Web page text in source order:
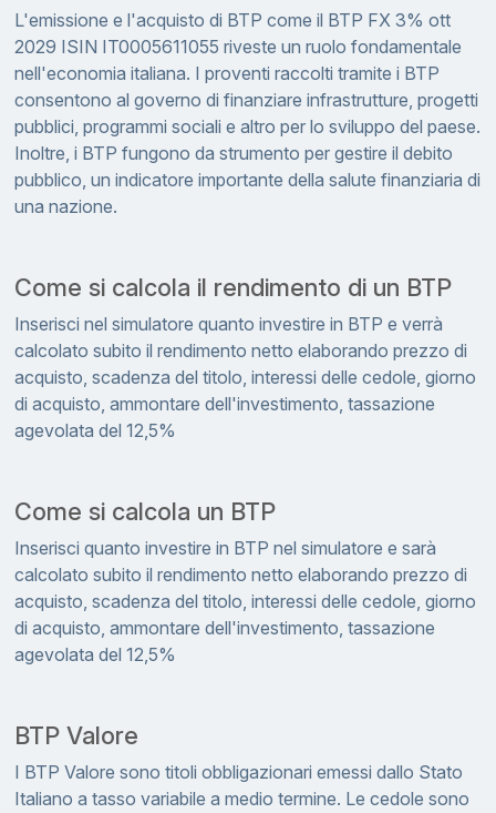
L'emissione e l'acquisto di BTP come il BTP FX 3% ott
2029 ISIN IT0005611055 riveste un ruolo fondamentale
nell'economia italiana. I proventi raccolti tramite i BTP
consentono al governo di finanziare infrastrutture, progetti
pubblici, programmi sociali e altro per lo sviluppo del paese.
Inoltre, i BTP fungono da strumento per gestire il debito
pubblico, un indicatore importante della salute finanziaria di
una nazione.
Come si calcola il rendimento di un BTP
Inserisci nel simulatore quanto investire in BTP e verrà
calcolato subito il rendimento netto elaborando prezzo di
acquisto, scadenza del titolo, interessi delle cedole, giorno
di acquisto, ammontare dell'investimento, tassazione
agevolata del 12,5%
Come si calcola un BTP
Inserisci quanto investire in BTP nel simulatore e sarà
calcolato subito il rendimento netto elaborando prezzo di
acquisto, scadenza del titolo, interessi delle cedole, giorno
di acquisto, ammontare dell'investimento, tassazione
agevolata del 12,5%
BTP Valore
I BTP Valore sono titoli obbligazionari emessi dallo Stato
Italiano a tasso variabile a medio termine. Le cedole sono